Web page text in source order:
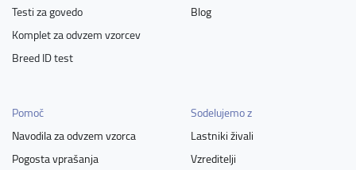
Testi za govedo
Komplet za odvzem vzorcev
Breed ID test
Blog
Pomoč
Navodila za odvzem vzorca
Pogosta vprašanja
Sodelujemo z
Lastniki živali
Vzreditelji